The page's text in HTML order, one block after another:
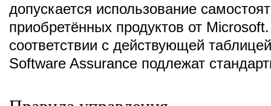
допускается использование
приобретённых продуктов от
соответствии с действующей
Software Assurance подлежат